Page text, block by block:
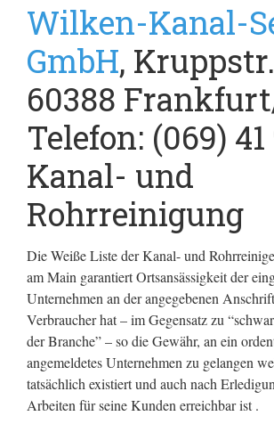
Wilken-Kanal-
GmbH,
60388
Telefon: (069) 41
Kanal- und
Rohrreinigung
Die Weiße Liste der Kanal- und
am Main garantiert Ortsansässigkeit der
Unternehmen an der angegebenen
Verbraucher hat – im Gegensatz zu
der Branche” – so die Gewähr, an ein
angemeldetes Unternehmen zu gelangen
tatsächlich existiert und auch nach
Arbeiten für seine Kunden erreichbar ist .